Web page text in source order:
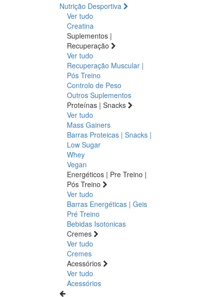
Nutrição Desportiva
Ver tudo
Creatina
Suplementos |
Recuperação
Ver tudo
Recuperação Muscular |
Pós Treino
Controlo de Peso
Outros Suplementos
Proteínas | Snacks
Ver tudo
Mass Gainers
Barras Proteicas | Snacks |
Low Sugar
Whey
Vegan
Energéticos | Pre Treino |
Pós Treino
Ver tudo
Barras Energéticas | Geis
Pré Treino
Bebidas Isotonicas
Cremes
Ver tudo
Cremes
Acessórios
Ver tudo
Acessórios